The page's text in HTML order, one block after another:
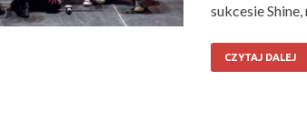
sukcesie
CZYTAJ DALEJ